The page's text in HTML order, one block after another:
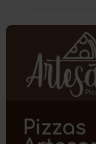
Piripá
Planalto
Poções
Polícia Militar